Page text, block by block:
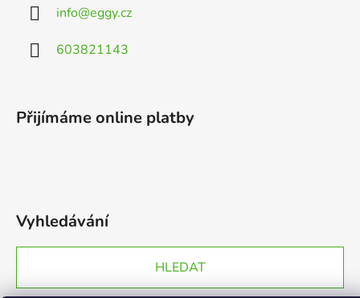
info@eggy.cz
603821143
Přijímáme online platby
Vyhledávání
HLEDAT